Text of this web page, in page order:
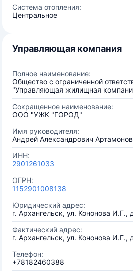
Система отопления:
Центральное
Управляющая компания
Полное наименование:
Общество с ограниченной
"Управляющая жилищная
Сокращенное наименование:
ООО "УЖК "ГОРОД"
Имя руководителя:
Андрей Александрович Артамонов
ИНН:
2901261033
ОГРН:
1152901008138
Юридический адрес:
г. Архангельск, ул. Кононова И.Г.,
Фактический адрес:
г. Архангельск, ул. Кононова И.Г.,
Телефон:
+78182460388